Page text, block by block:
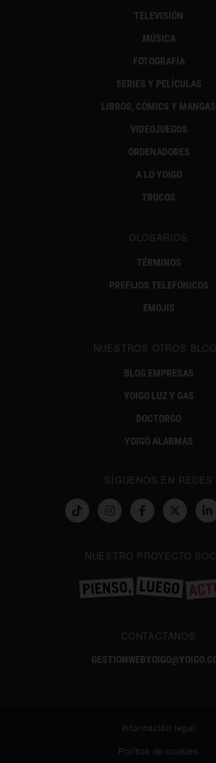
TELEVISIÓN
MÚSICA
FOTOGRAFÍA
SERIES Y PELÍCULAS
LIBROS, CÓMICS Y MANGAS
VIDEOJUEGOS
ORDENADORES
A LO YOIGO
TRUCOS
GLOSARIOS
TÉRMINOS
PREFIJOS TELEFÓNICOS
EMOJIS
NUESTROS OTROS
BLOG EMPRESAS
YOIGO LUZ Y GAS
DOCTORGO
YOIGO ALARMAS
SÍGUENOS EN REDES
NUESTRO PROYECTO
CONTÁCTANOS
Información legal
Política de cookies